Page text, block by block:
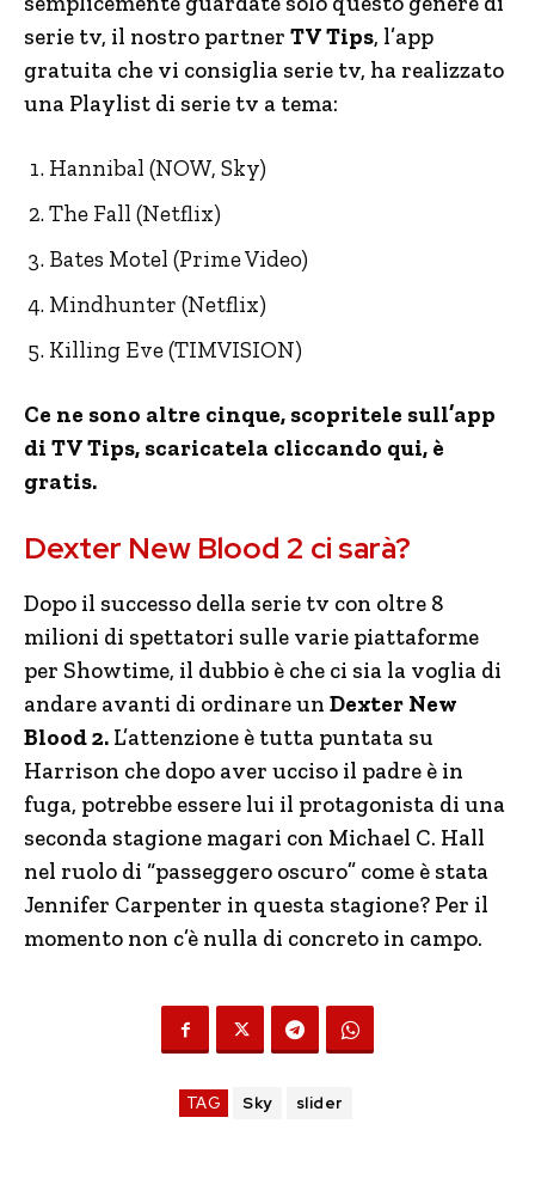
serie tv, il nostro partner TV Tips, l’app
gratuita che vi consiglia serie tv, ha realizzato
una Playlist di serie tv a tema:
Hannibal (NOW, Sky)
The Fall (Netflix)
Bates Motel (Prime Video)
Mindhunter (Netflix)
Killing Eve (TIMVISION)
Ce ne sono altre cinque, scopritele sull’app
di TV Tips, scaricatela cliccando qui, è
gratis.
Dexter New Blood 2 ci sarà?
Dopo il successo della serie tv con oltre 8
milioni di spettatori sulle varie piattaforme
per Showtime, il dubbio è che ci sia la voglia di
andare avanti di ordinare un Dexter New
Blood 2. L’attenzione è tutta puntata su
Harrison che dopo aver ucciso il padre è in
fuga, potrebbe essere lui il protagonista di una
seconda stagione magari con Michael C. Hall
nel ruolo di “passeggero oscuro” come è stata
Jennifer Carpenter in questa stagione? Per il
momento non c’è nulla di concreto in campo.
TAG Sky slider